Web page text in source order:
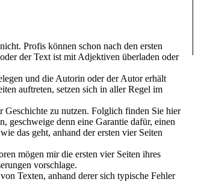
Profis können schon nach den ersten
der Text ist mit Adjektiven überladen oder
und die Autorin oder der Autor erhält
auftreten, setzen sich in aller Regel im
Geschichte zu nutzen. Folglich finden Sie hier
geschweige denn eine Garantie dafür, einen
das geht, anhand der ersten vier Seiten
mögen mir die ersten vier Seiten ihres
vorschlage.
Texten, anhand derer sich typische Fehler